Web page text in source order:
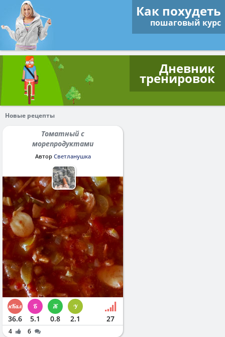
Как похудеть
пошаговый курс
Дневник
тренировок
Новые рецепты
Томатный с
морепродуктами
Автор Светланушка
36.6 5.1 0.8 2.1 27
4 6